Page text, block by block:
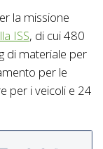
la missione
ISS, di cui 480
di materiale per
per le
per i veicoli e 24